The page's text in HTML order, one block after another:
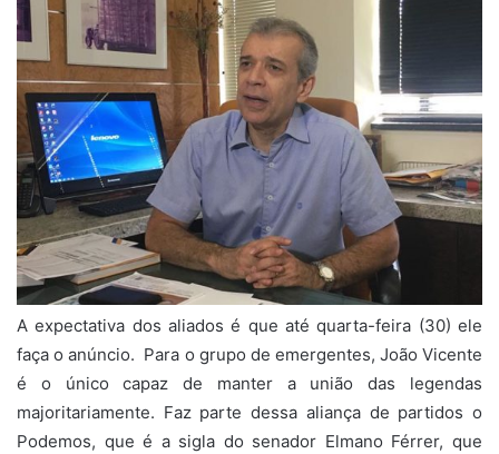
A expectativa dos aliados é que até quarta-feira (30) ele
faça o anúncio. Para o grupo de emergentes, João Vicente
é o único capaz de manter a união das legendas
majoritariamente. Faz parte dessa aliança de partidos o
Podemos, que é a sigla do senador Elmano Férrer, que